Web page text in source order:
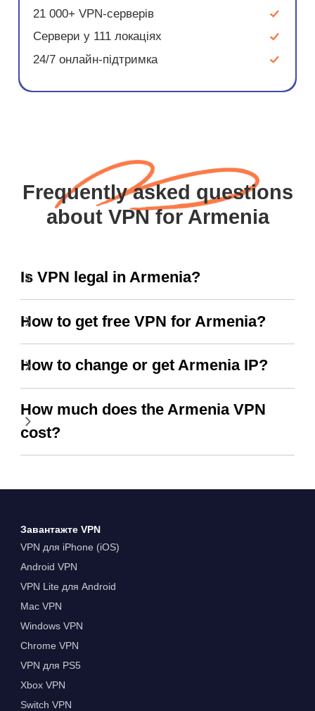
21 000+ VPN-серверів
Сервери у 111 локаціях
24/7 онлайн-підтримка
Frequently asked questions
about VPN for Armenia
Is VPN legal in Armenia?
How to get free VPN for Armenia?
How to change or get Armenia IP?
How much does the Armenia VPN
cost?
Завантажте VPN
VPN для iPhone (iOS)
Android VPN
VPN Lite для Android
Mac VPN
Windows VPN
Chrome VPN
VPN для PS5
Xbox VPN
Switch VPN